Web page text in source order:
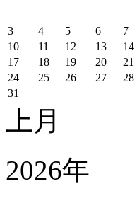
3
4 5 6 7
10
11 12 13 14
17
18 19 20 21
24
25 26 27 28
31
上月
2026年